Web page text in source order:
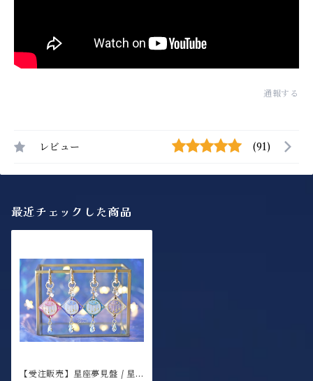
通報する
レビュー (91)
最近チェックした商品
【受注販売】星座夢見盤 / 星